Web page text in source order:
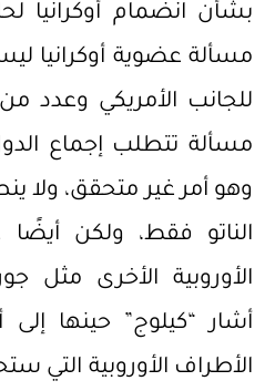
بشأن انضمام أوكرانيا
مسألة عضوية أوكرانيا
للجانب الأمريكي وعدد من
مسألة تتطلب إجماع
وهو أمر غير متحقق، ولا
الناتو فقط، ولكن
الأوروبية الأخرى مثل
أشار “كيلوج” حينها
الأطراف الأوروبية التي